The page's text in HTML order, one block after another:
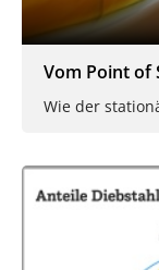
Vom Point of
Wie der